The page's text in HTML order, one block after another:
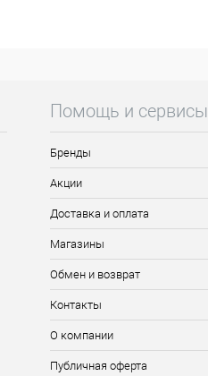
Помощь и сервисы
Бренды
Акции
Доставка и оплата
Магазины
Обмен и возврат
Контакты
О компании
Публичная оферта